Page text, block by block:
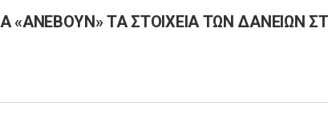
ΤΑ ΣΤΟΙΧΕΙΑ ΤΩΝ ΔΑΝΕΙΩΝ